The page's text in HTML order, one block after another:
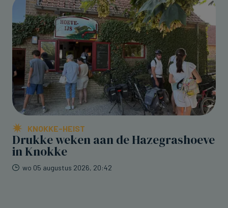
KNOKKE-HEIST
Drukke weken aan de Hazegrashoeve
in Knokke
wo 05 augustus 2026, 20:42